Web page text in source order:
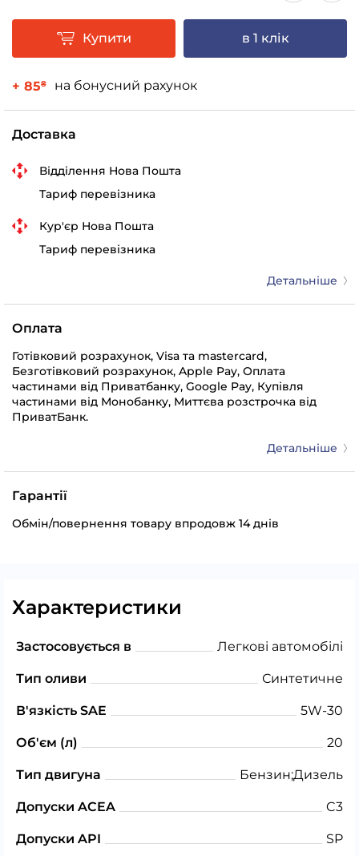
Купити в 1 клік
+ 85₴ на бонусний рахунок
Доставка
Відділення Нова Пошта
Тариф перевізника
Кур'єр Нова Пошта
Тариф перевізника
Детальніше
Оплата
Готівковий розрахунок, Visa та mastercard,
Безготівковий розрахунок, Apple Pay, Оплата
частинами від Приватбанку, Google Pay, Купівля
частинами від Монобанку, Миттєва розстрочка від
ПриватБанк.
Детальніше
Гарантії
Обмін/повернення товару впродовж 14 днів
Характеристики
Застосовується в Легкові автомобілі
Тип оливи Синтетичне
В'язкість SAE 5W-30
Об'єм (л) 20
Тип двигуна Бензин;Дизель
Допуски ACEA C3
Допуски API SP